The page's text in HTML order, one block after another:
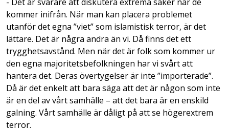
kommer inifrån. När man kan placera problemet
utanför det egna ”viet” som islamistisk terror, är det
lättare. Det är några andra än vi. Då finns det ett
trygghetsavstånd. Men när det är folk som kommer ur
den egna majoritetsbefolkningen har vi svårt att
hantera det. Deras övertygelser är inte ”importerade”.
Då är det enkelt att bara säga att det är någon som inte
är en del av vårt samhälle – att det bara är en enskild
galning. Vårt samhälle är dåligt på att se högerextrem
terror.